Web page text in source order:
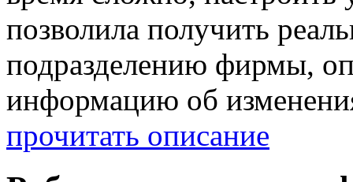
позволила получить
подразделению фирмы,
информацию об
прочитать описание